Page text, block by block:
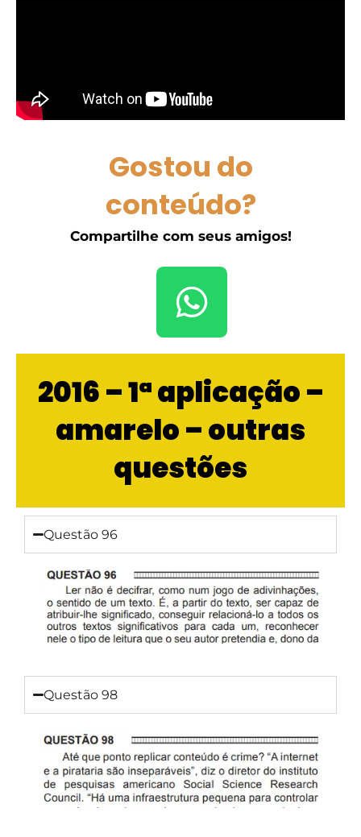
Gostou do
conteúdo?
Compartilhe com seus amigos!
2016 – 1ª aplicação –
amarelo – outras
questões
Questão 96
Questão 98